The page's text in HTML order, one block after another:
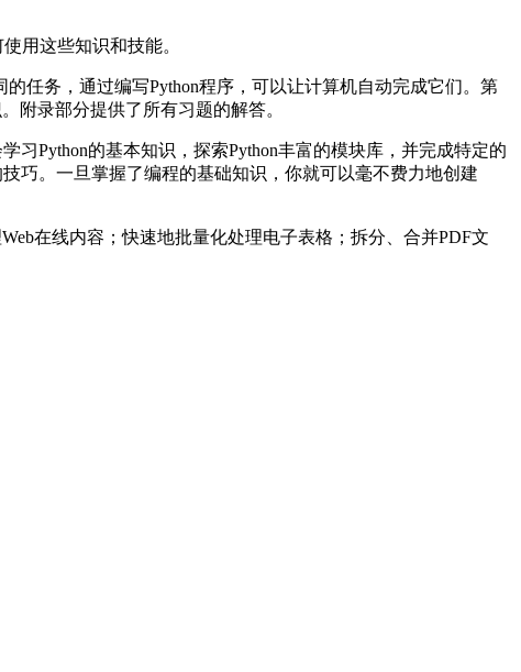
用这些知识和技能。
任务，通过编写Python程序，可以让计算机自动完成它们。第
附录部分提供了所有习题的解答。
习Python的基本知识，探索Python丰富的模块库，并完成特定的
巧。一旦掌握了编程的基础知识，你就可以毫不费力地创建
在线内容；快速地批量化处理电子表格；拆分、合并PDF文